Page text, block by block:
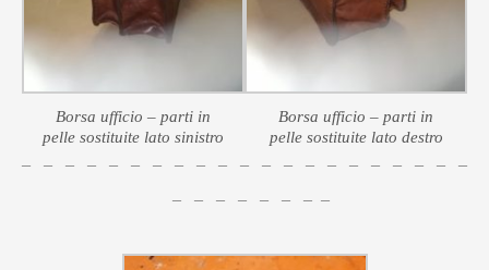
Borsa ufficio – parti in
pelle sostituite lato sinistro
Borsa ufficio – parti in
pelle sostituite lato destro
– – – – – – – – – – – – – – – – – – – – –
– – – – – – – –